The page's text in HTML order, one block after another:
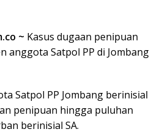
~ Kasus dugaan penipuan
anggota Satpol PP di Jombang
Satpol PP Jombang berinisial
penipuan hingga puluhan
berinisial SA.